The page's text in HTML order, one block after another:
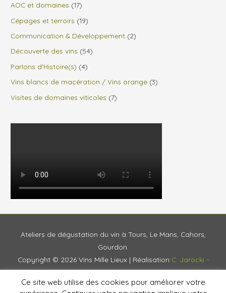
AOC et domaines (17)
Cépages et terroirs (19)
Communication & Développement (2)
Découverte des vins (54)
Parlons d'Histoire(s) (4)
Vins blancs de macération / Vins orange (3)
Visites de domaines viticoles (7)
Ateliers de dégustation du vin à Tours, Le Mans, Cahors,
Gourdon.
Copyright © 2026 Vins Mille Lieux | Réalisation C. Jarocki -
Agence Vivante
Ce site web utilise des cookies pour améliorer votre